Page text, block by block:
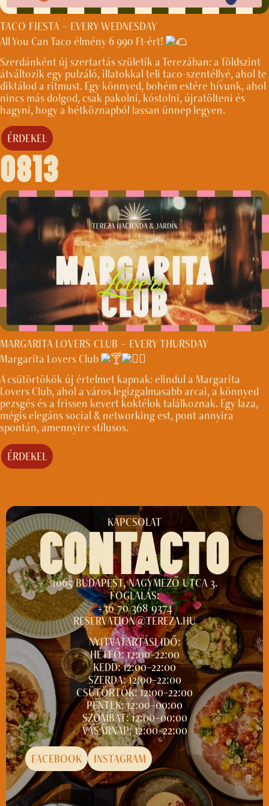
TACO FIESTA – EVERY WEDNESDAY
All You Can Taco élmény 6 990 Ft-ért!
Szerdánként új szertartás születik a Terezában: a földszint
átváltozik egy pulzáló, illatokkal teli taco-szentéllyé, ahol te
diktálod a ritmust. Egy könnyed, bohém estére hívunk, ahol
nincs más dolgod, csak pakolni, kóstolni, újratölteni és
hagyni, hogy a hétköznapból lassan ünnep legyen.
ÉRDEKEL
0813
MARGARITA LOVERS CLUB – EVERY THURSDAY
Margarita Lovers Club
A csütörtökök új értelmet kapnak: elindul a Margarita
Lovers Club, ahol a város legizgalmasabb arcai, a könnyed
pezsgés és a frissen kevert koktélok találkoznak. Egy laza,
mégis elegáns social & networking est, pont annyira
spontán, amennyire stílusos.
ÉRDEKEL
KAPCSOLAT
CONTACTO
1065 BUDAPEST, NAGYMEZŐ UTCA 3.
FOGLALÁS:
+36 70 368 9374
RESERVATION@TEREZA.HU
NYITVATARTÁSI IDŐ:
HÉTFŐ: 12:00–22:00
KEDD: 12:00–22:00
SZERDA: 12:00–22:00
CSÜTÖRTÖK: 12:00–22:00
PÉNTEK: 12:00–00:00
SZOMBAT: 12:00–00:00
VASÁRNAP: 12:00–22:00
FACEBOOK
INSTAGRAM